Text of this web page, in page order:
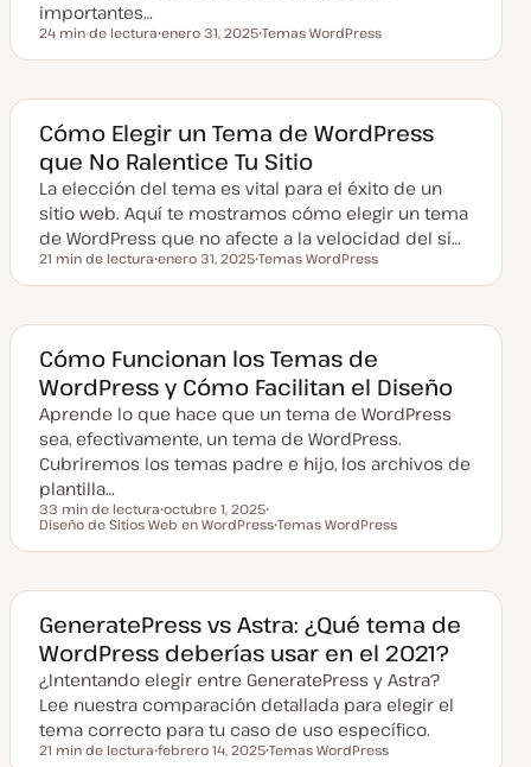
importantes…
Tiempo de lectura
24 min de lectura
e
h
a
c
t
u
a
l
i
z
a
d
enero 31, 2025
e
a
Temas WordPress
Cómo Elegir un Tema de WordPress
que No Ralentice Tu Sitio
La elección del tema es vital para el éxito de un
sitio web. Aquí te mostramos cómo elegir un tema
de WordPress que no afecte a la velocidad del si…
Tiempo de lectura
21 min de lectura
e
h
a
c
t
u
a
i
z
a
a
enero 31, 2025
e
a
Temas WordPress
Cómo Funcionan los Temas de
WordPress y Cómo Facilitan el Diseño
Aprende lo que hace que un tema de WordPress
sea, efectivamente, un tema de WordPress.
Cubriremos los temas padre e hijo, los archivos de
plantilla…
Tiempo de lectura
33 min de lectura
F
c
a
c
u
a
l
z
a
d
a
octubre 1, 2025
T
m
Diseño de Sitios Web en WordPress
e
a
Temas WordPress
GeneratePress vs Astra: ¿Qué tema de
WordPress deberías usar en el 2021?
¿Intentando elegir entre GeneratePress y Astra?
Lee nuestra comparación detallada para elegir el
tema correcto para tu caso de uso específico.
Tiempo de lectura
21 min de lectura febrero 14, 2025 Temas WordPress